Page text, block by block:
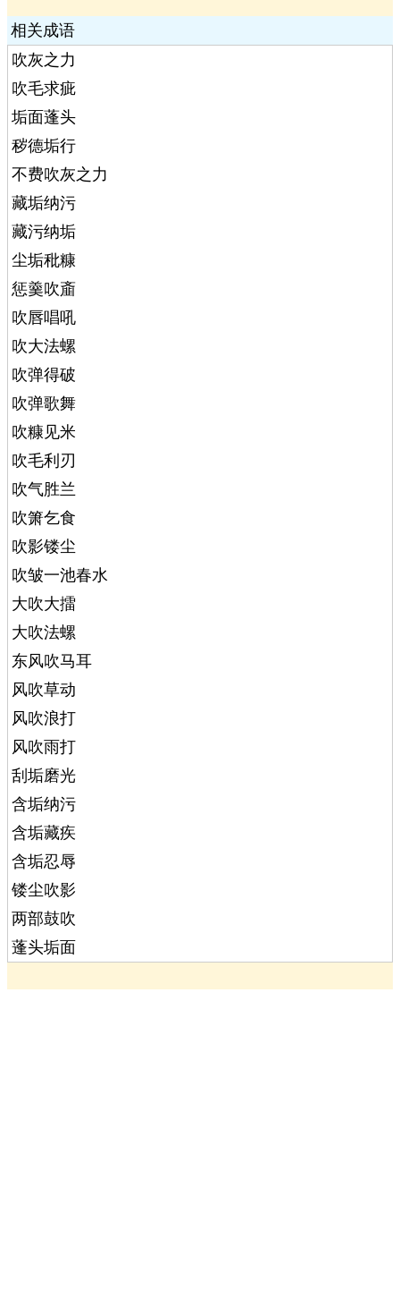
相关成语
吹灰之力
吹毛求疵
垢面蓬头
秽德垢行
不费吹灰之力
藏垢纳污
藏污纳垢
尘垢秕糠
惩羹吹齑
吹唇唱吼
吹大法螺
吹弹得破
吹弹歌舞
吹糠见米
吹毛利刃
吹气胜兰
吹箫乞食
吹影镂尘
吹皱一池春水
大吹大擂
大吹法螺
东风吹马耳
风吹草动
风吹浪打
风吹雨打
刮垢磨光
含垢纳污
含垢藏疾
含垢忍辱
镂尘吹影
两部鼓吹
蓬头垢面